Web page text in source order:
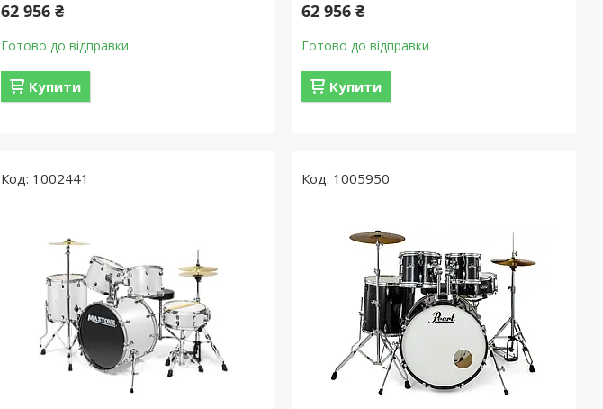
62 956 ₴
Готово до відправки
Купити
62 956 ₴
Готово до відправки
Купити
1002441 1005950